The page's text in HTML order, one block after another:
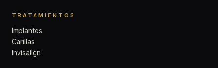
TRATAMIENTOS
Implantes
Carillas
Invisalign